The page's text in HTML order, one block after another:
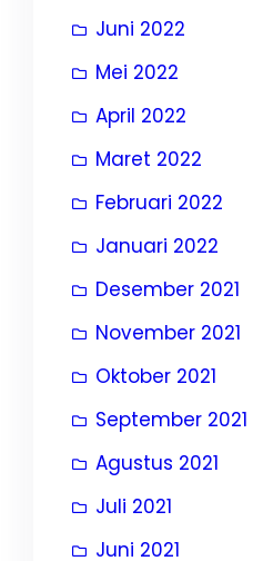
Juni 2022
Mei 2022
April 2022
Maret 2022
Februari 2022
Januari 2022
Desember 2021
November 2021
Oktober 2021
September 2021
Agustus 2021
Juli 2021
Juni 2021